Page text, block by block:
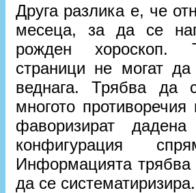
Друга разлика е, че
месеца, за да се
рожден хороскоп.
страници не могат
веднага. Трябва да
многото
фаворизират дадена
конфигурация
Информацията
да се систематиризира.